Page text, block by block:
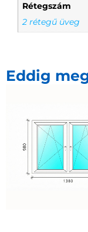
Rétegszám
2 rétegű üveg
Eddig